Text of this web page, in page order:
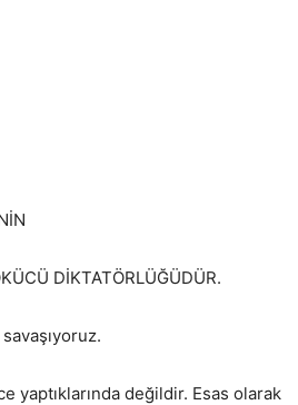
DİKTATÖRLÜĞÜDÜR.
yaptıklarında değildir. Esas olarak